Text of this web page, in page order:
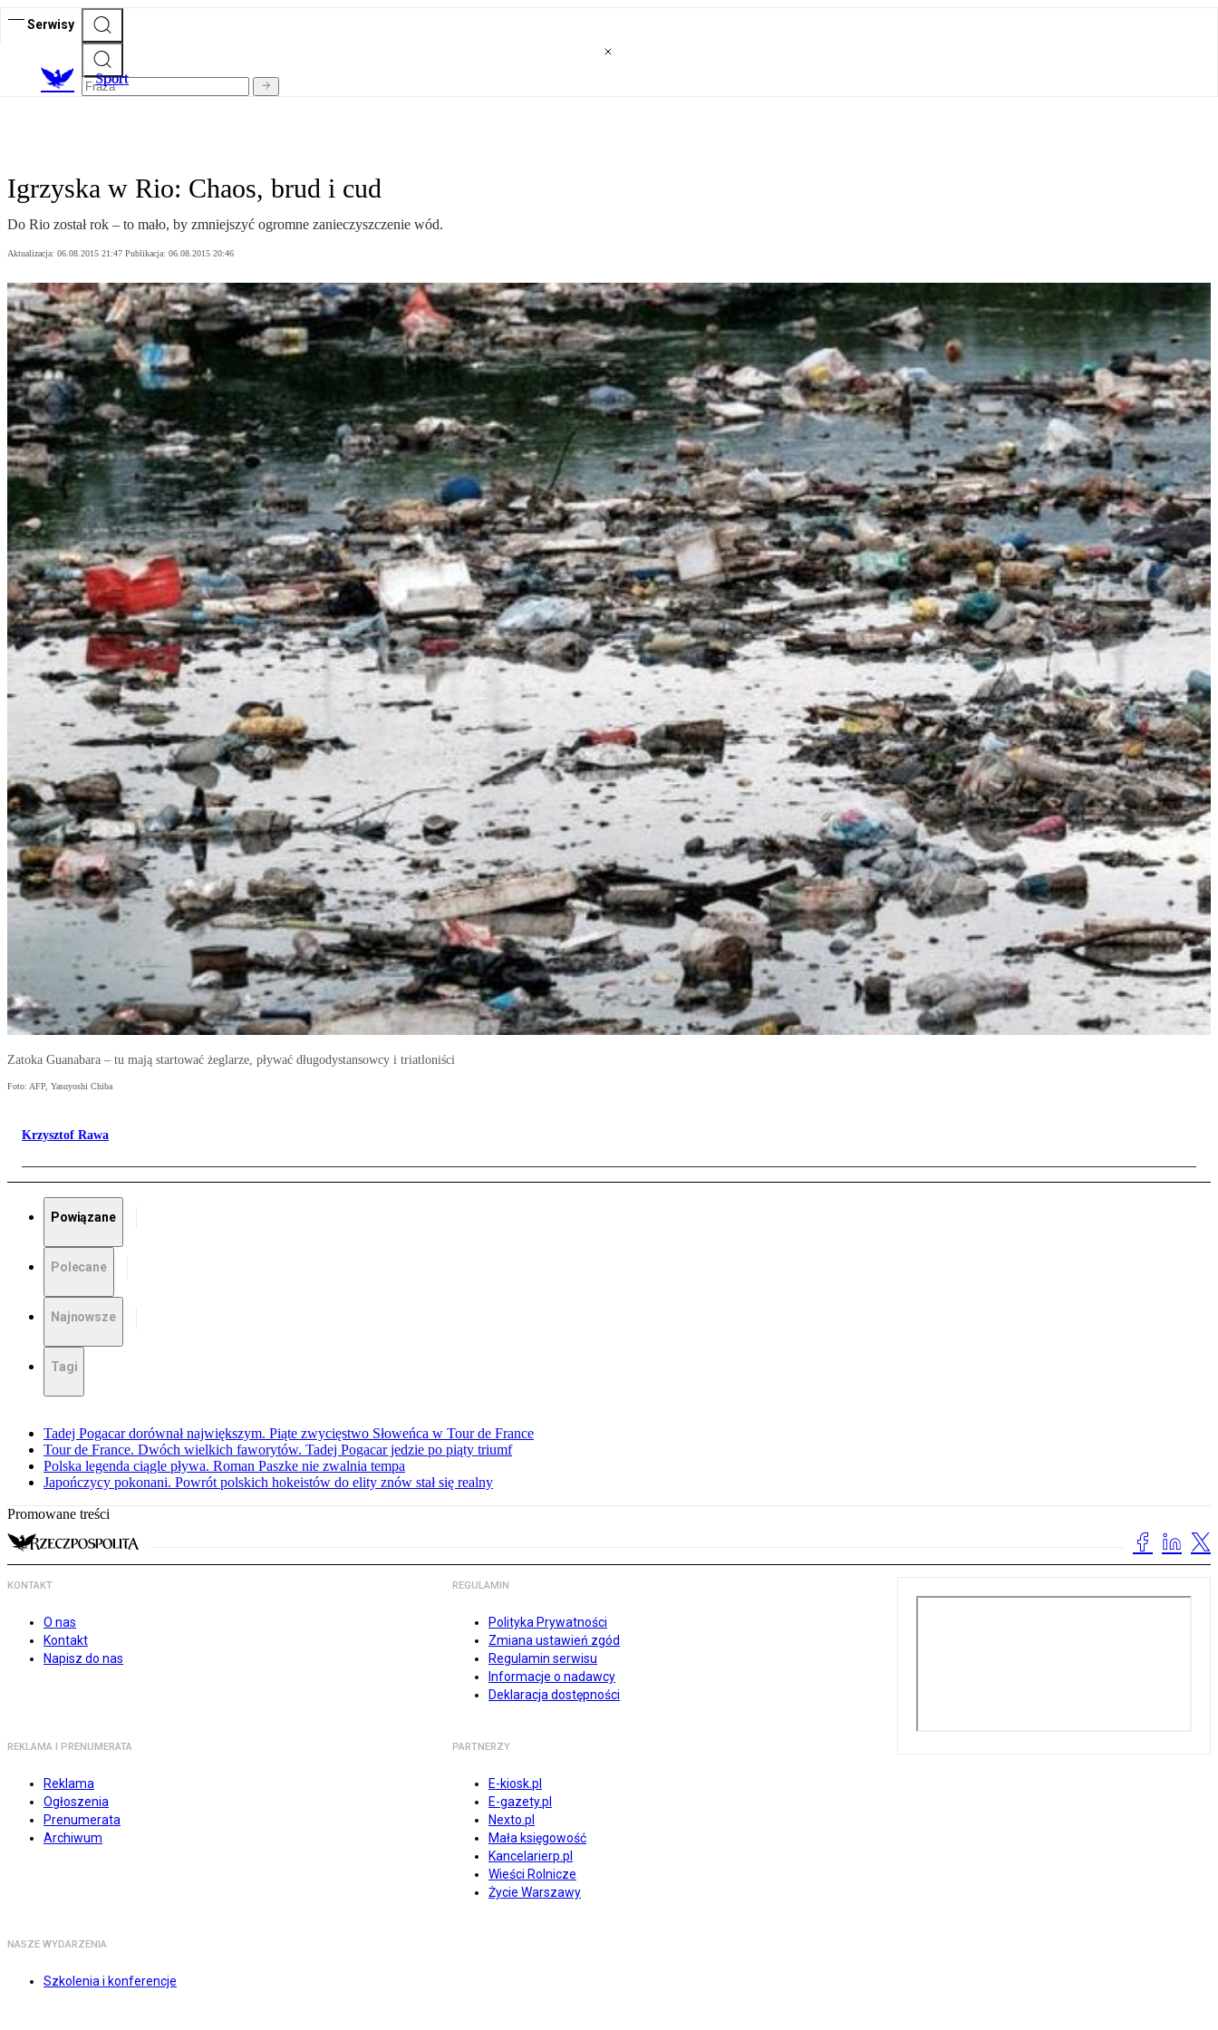
Serwisy
Sport
Igrzyska w Rio: Chaos, brud i cud
Do Rio został rok – to mało, by zmniejszyć ogromne zanieczyszczenie wód.
Aktualizacja: 06.08.2015 21:47 Publikacja: 06.08.2015 20:46
Zatoka Guanabara – tu mają startować żeglarze, pływać długodystansowcy i triatloniści
Foto: AFP, Yasuyoshi Chiba
Krzysztof Rawa
Powiązane
Polecane
Najnowsze
Tagi
Tadej Pogacar dorównał największym. Piąte zwycięstwo Słoweńca w Tour de France
Tour de France. Dwóch wielkich faworytów. Tadej Pogacar jedzie po piąty triumf
Polska legenda ciągle pływa. Roman Paszke nie zwalnia tempa
Japończycy pokonani. Powrót polskich hokeistów do elity znów stał się realny
Promowane treści
KONTAKT
O nas
Kontakt
Napisz do nas
REGULAMIN
Polityka Prywatności
Zmiana ustawień zgód
Regulamin serwisu
Informacje o nadawcy
Deklaracja dostępności
REKLAMA I PRENUMERATA
Reklama
Ogłoszenia
Prenumerata
Archiwum
PARTNERZY
E-kiosk.pl
E-gazety.pl
Nexto.pl
Mała księgowość
Kancelarierp.pl
Wieści Rolnicze
Życie Warszawy
NASZE WYDARZENIA
Szkolenia i konferencje